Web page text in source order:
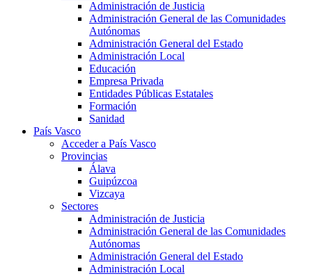
Administración de Justicia
Administración General de las Comunidades
Autónomas
Administración General del Estado
Administración Local
Educación
Empresa Privada
Entidades Públicas Estatales
Formación
Sanidad
País Vasco
Acceder a País Vasco
Provincias
Álava
Guipúzcoa
Vizcaya
Sectores
Administración de Justicia
Administración General de las Comunidades
Autónomas
Administración General del Estado
Administración Local